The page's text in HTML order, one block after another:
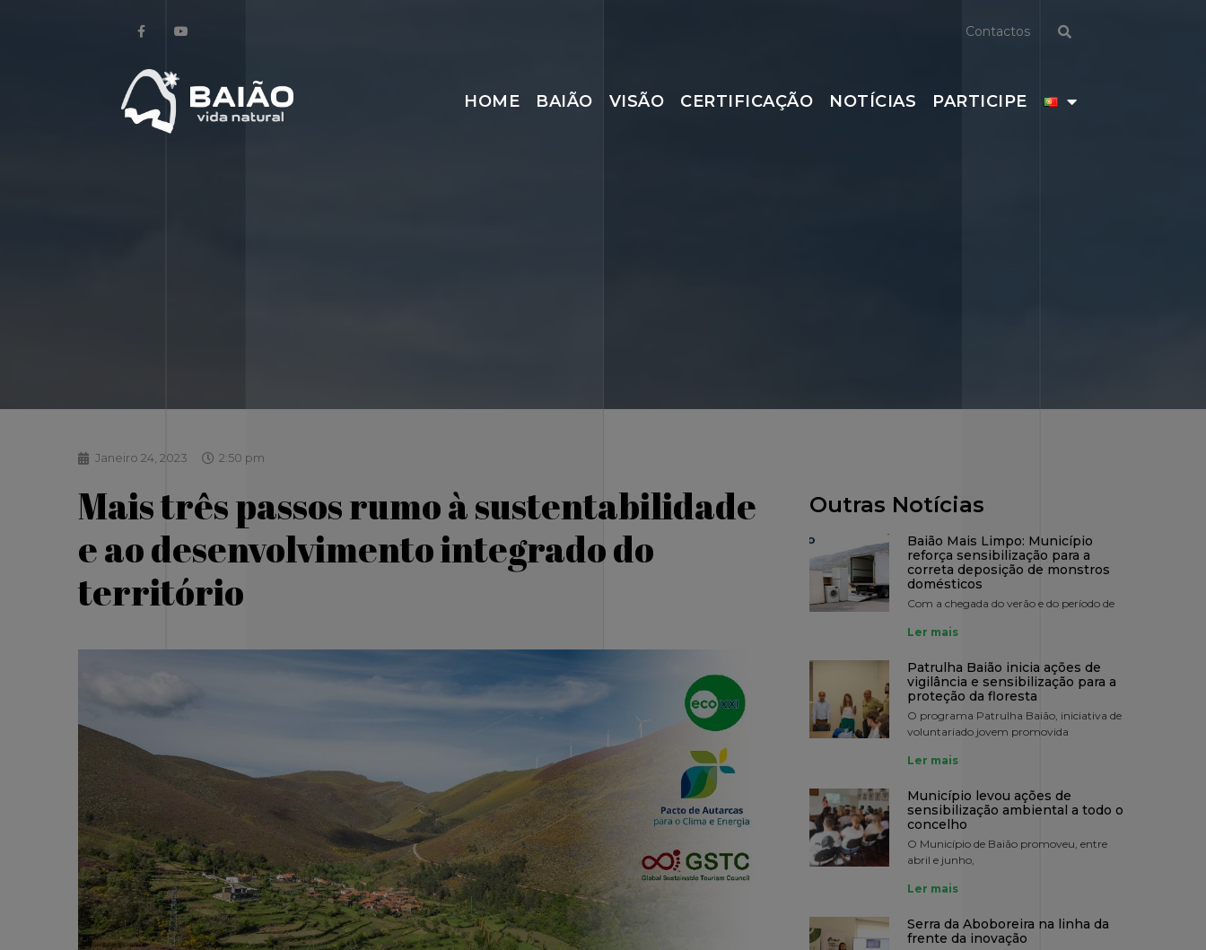
Contactos
HOME BAIÃO VISÃO CERTIFICAÇÃO NOTÍCIAS PARTICIPE
Janeiro 24, 2023 2:50 pm
Mais três passos rumo à sustentabilidade
e ao desenvolvimento integrado do
território
Outras Notícias
Baião Mais Limpo: Município
reforça sensibilização para a
correta deposição de monstros
domésticos
Com a chegada do verão e do período de
Ler mais
Patrulha Baião inicia ações de
vigilância e sensibilização para a
proteção da floresta
O programa Patrulha Baião, iniciativa de
voluntariado jovem promovida
Ler mais
Município levou ações de
sensibilização ambiental a todo o
concelho
O Município de Baião promoveu, entre
abril e junho,
Ler mais
Serra da Aboboreira na linha da
frente da inovação